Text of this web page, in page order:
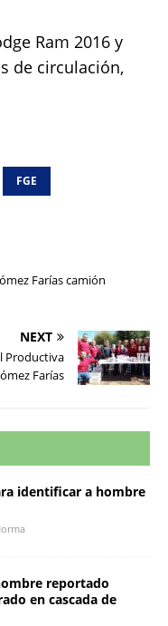
Ram 2016 y
de circulación,
FGE
Farías camión
NEXT
Productiva
Farías
identificar a hombre
reportado
en cascada de